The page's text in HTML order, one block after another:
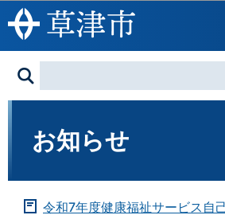
このページの本文へ
お知らせ
令和7年度健康福祉サービス自